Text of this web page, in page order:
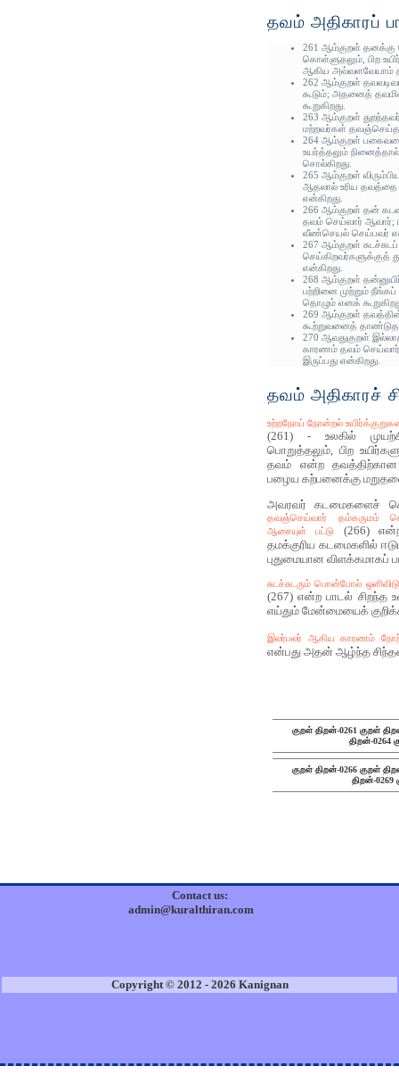
தவம் அதிகாரப்
261 ஆம்குறள் தனக்கு
கொள்ளுதலும், பிற
ஆகிய அவ்வளவேயாம்
262 ஆம்குறள்
கூடும்; அதனைத்
கூறுகிறது.
263 ஆம்குறள்
மற்றவர்கள்
264 ஆம்குறள்
உயர்த்தலும் நினைத்தால்
சொல்கிறது.
265 ஆம்குறள்
ஆதலால் உரிய தவத்தை
என்கிறது.
266 ஆம்குறள் தன்
தவம் செய்வார் ஆவார்;
வீண்செயல் செய்பவர்
267 ஆம்குறள்
செய்கிறவர்களுக்குத்
என்கிறது.
268 ஆம்குறள்
பற்றினை முற்றும்
தொழும் எனக்
269 ஆம்குறள்
கூற்றுவனைத்
270 ஆவதுகுறள்
காரணம் தவம் செய்வார்
இருப்பது என்கிறது.
தவம் அதிகாரச்
உற்றநோய் நோன்றல்
(261) - உலகில்
பொறுத்தலும், பிற
தவம் என்ற
பழைய கற்பனைக்கு
அவரவர் கடமைகளைச்
தவஞ்செய்வார் தம்கருமம்
ஆசையுள் பட்டு
(266) என்ற
தமக்குரிய கடமைகளில்
புதுமையான விளக்கமாகப்
சுடச்சுடரும் பொன்போல்
(267) என்ற பாடல் சிறந்த
எய்தும் மேன்மையைக்
இலர்பலர் ஆகிய காரணம்
என்பது அதன் ஆழ்ந்த
குறள் திறன்-0261 குறள்
திறன்-0264
குறள் திறன்-0266 குறள்
திறன்-0269
Contact us:
admin@kuralthiran.com
Copyright © 2012 - 2026 Kanignan